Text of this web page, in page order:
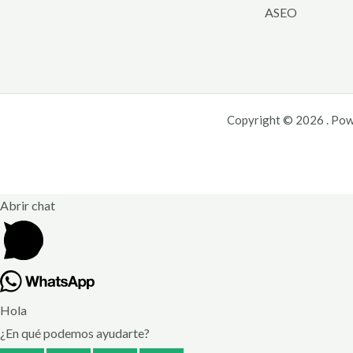
ASEO
Copyright © 2026 .
Abrir chat
Hola
¿En qué podemos ayudarte?